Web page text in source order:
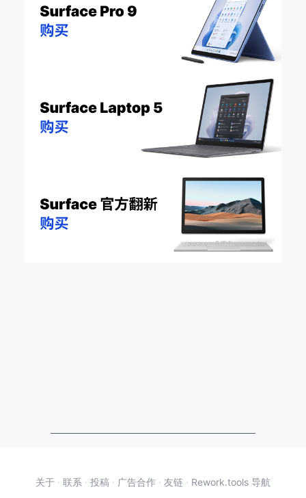
关于 · 联系 · 投稿 · 广告合作 · 友链 · Rework.tools 导航